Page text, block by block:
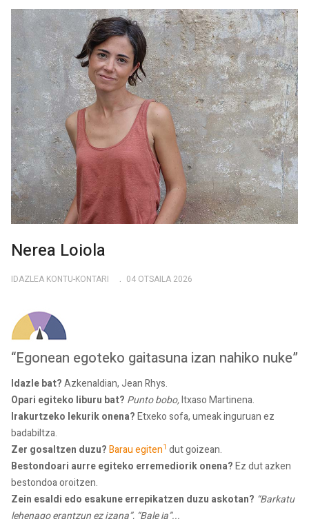
Nerea Loiola
IDAZLEA KONTU-KONTARI 04 OTSAILA 2026
“Egonean egoteko gaitasuna izan nahiko nuke”
Idazle bat?Azkenaldian, Jean Rhys.
Opari egiteko liburu bat? Punto bobo,Itxaso Martinena.
Irakurtzeko lekurik onena?Etxeko sofa, umeak inguruan ez
badabiltza.
Zer gosaltzen duzu?Barau egiten1 dut goizean.
Bestondoari aurre egiteko erremediorik onena?Ez dut azken
bestondoa oroitzen.
Zein esaldi edo esakune errepikatzen duzu askotan? “Barkatu
lehenago erantzun ez izana”, “Bale ja”...